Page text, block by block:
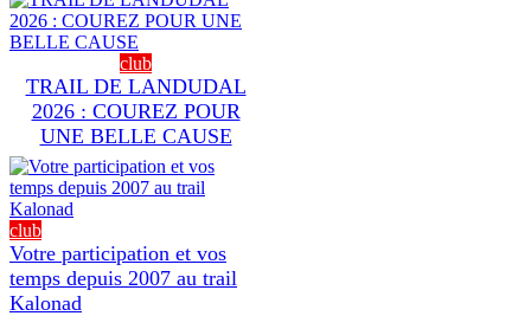
club
TRAIL DE LANDUDAL
2026 : COUREZ POUR
UNE BELLE CAUSE
club
Votre participation et vos
temps depuis 2007 au trail
Kalonad